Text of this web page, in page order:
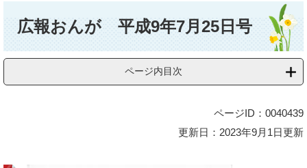
広報おんが 平成9年7月25日号
ページ内目次
ページID：0040439
更新日：2023年9月1日更新